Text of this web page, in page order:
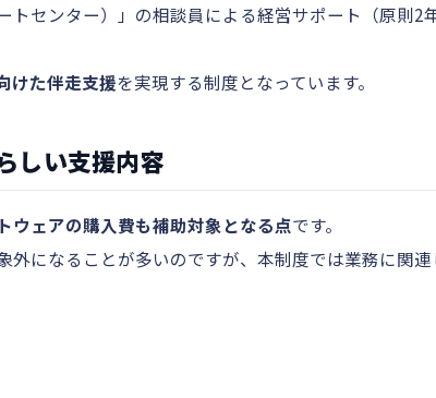
センター）」の相談員による経営サポート（原則2
けた伴走支援を実現する制度となっています。
しい支援内容
ウェアの購入費も補助対象となる点です。
になることが多いのですが、本制度では業務に関